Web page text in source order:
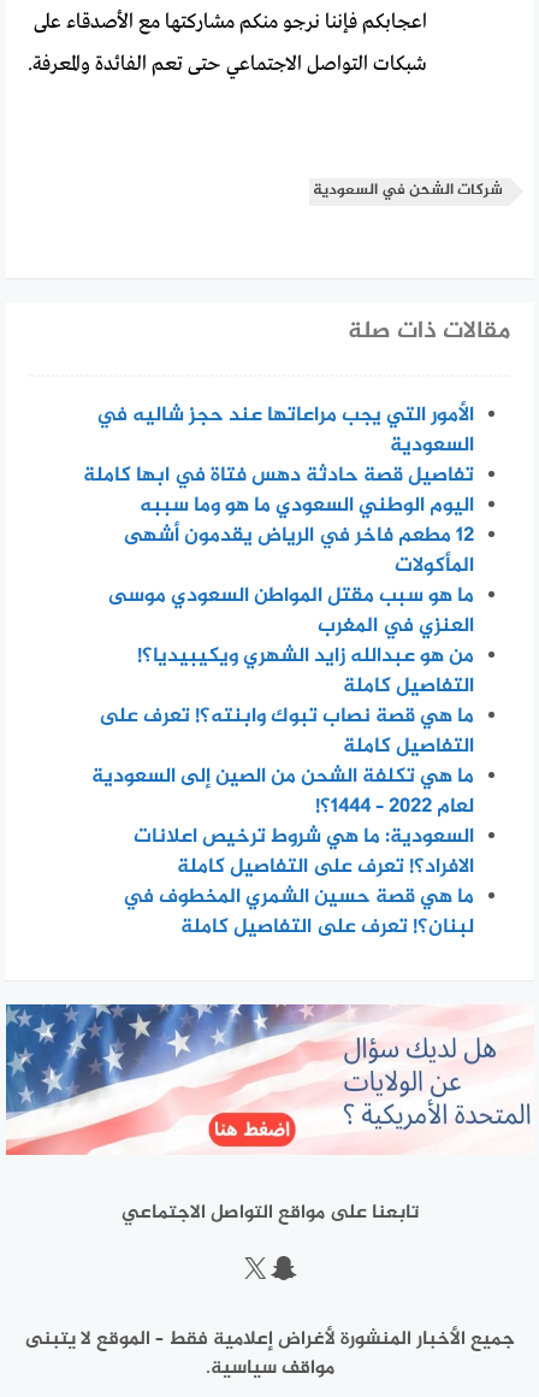
اعجابكم فإننا نرجو منكم مشاركتها مع الأصدقاء على
شبكات التواصل الاجتماعي حتى تعم الفائدة والمعرفة.
شركات الشحن في السعودية
مقالات ذات صلة
الأمور التي يجب مراعاتها عند حجز شاليه في
السعودية
تفاصيل قصة حادثة دهس فتاة في ابها كاملة
اليوم الوطني السعودي ما هو وما سببه
12 مطعم فاخر في الرياض يقدمون أشهى
المأكولات
ما هو سبب مقتل المواطن السعودي موسى
العنزي في المغرب
من هو عبدالله زايد الشهري ويكيبيديا؟!
التفاصيل كاملة
ما هي قصة نصاب تبوك وابنته؟! تعرف على
التفاصيل كاملة
ما هي تكلفة الشحن من الصين إلى السعودية
لعام 2022 – 1444؟!
السعودية: ما هي شروط ترخيص اعلانات
الافراد؟! تعرف على التفاصيل كاملة
ما هي قصة حسين الشمري المخطوف في
لبنان؟! تعرف على التفاصيل كاملة
تابعنا على مواقع التواصل الاجتماعي
سناب شات
إكس
جميع الأخبار المنشورة لأغراض إعلامية فقط – الموقع لا يتبنى
مواقف سياسية.